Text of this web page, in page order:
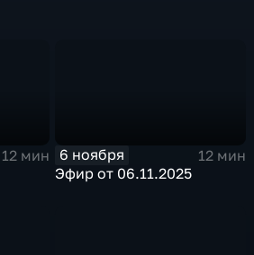
12 мин
6 ноября
12 мин
Эфир от 06.11.2025